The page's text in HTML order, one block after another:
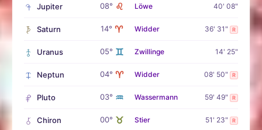
Jupiter 08° ♌ Löwe 40' 08"
Saturn 14° ♈ Widder 36' 31" R
Uranus 05° ♊ Zwillinge 14' 25"
Neptun 04° ♈ Widder 08' 50" R
Pluto 03° ♒ Wassermann 59' 49" R
Chiron 00° ♉ Stier 51' 23" R